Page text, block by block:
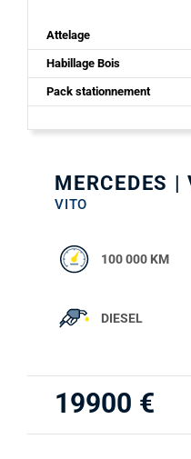
Attelage
Habillage Bois
Pack stationnement
MERCEDES |
VITO
100 000 KM
DIESEL
19900 €